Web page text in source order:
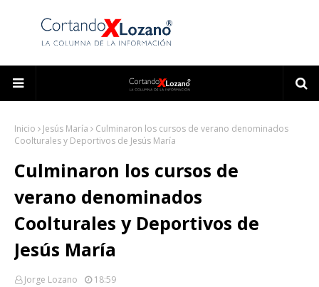
Inicio Jesús María
Culminaron los cursos de verano denominados
Coolturales y Deportivos de Jesús María
Culminaron los cursos de
verano denominados
Coolturales y Deportivos de
Jesús María
Jorge Lozano 18:59